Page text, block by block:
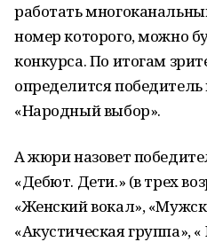
работать
номер которого, можно
конкурса. По итогам
определится
«Народный выбор».
А жюри назовет
«Дебют. Дети.» (в трех
«Женский вокал»,
«Акустическая группа»,